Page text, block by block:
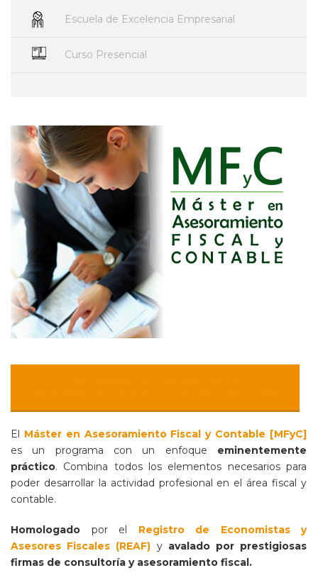
Escuela de Excelencia Empresarial
Curso Presencial
El Máster en Asesoramiento Fiscal y Contable [MFyC]
es un programa con un enfoque eminentemente
práctico. Combina todos los elementos necesarios para
poder desarrollar la actividad profesional en el área fiscal y
contable.
Homologado por el Registro de Economistas y
Asesores Fiscales (REAF) y avalado por prestigiosas
firmas de consultoría y asesoramiento fiscal.